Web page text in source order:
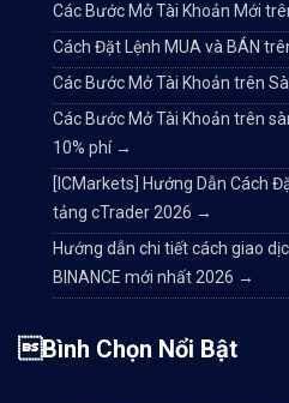
Các Bước Mở Tài Khoản Mới
Cách Đặt Lệnh MUA và BÁN
Các Bước Mở Tài Khoản trên
Các Bước Mở Tài Khoản trên
10% phí →
[ICMarkets] Hướng Dẫn Cách
tảng cTrader 2026 →
Hướng dẫn chi tiết cách giao
BINANCE mới nhất 2026 →
Bình Chọn Nổi Bật